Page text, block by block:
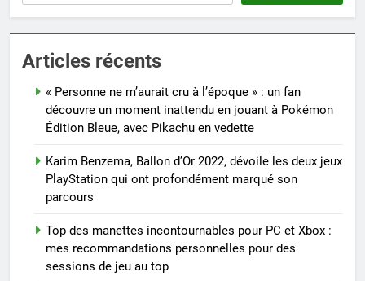
Articles récents
« Personne ne m’aurait cru à l’époque » : un fan
découvre un moment inattendu en jouant à Pokémon
Édition Bleue, avec Pikachu en vedette
Karim Benzema, Ballon d’Or 2022, dévoile les deux jeux
PlayStation qui ont profondément marqué son
parcours
Top des manettes incontournables pour PC et Xbox :
mes recommandations personnelles pour des
sessions de jeu au top